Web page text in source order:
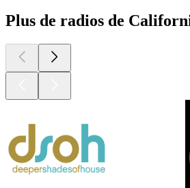
Plus de radios de